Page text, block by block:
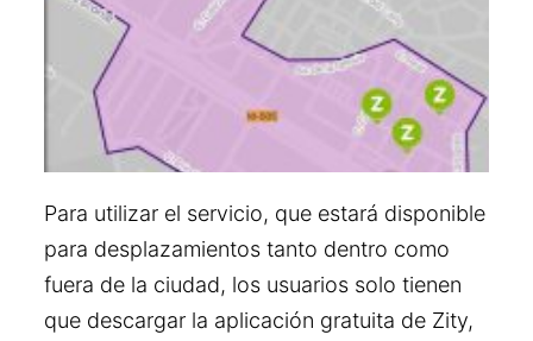
Para utilizar el servicio, que estará disponible
para desplazamientos tanto dentro como
fuera de la ciudad, los usuarios solo tienen
que descargar la aplicación gratuita de Zity,